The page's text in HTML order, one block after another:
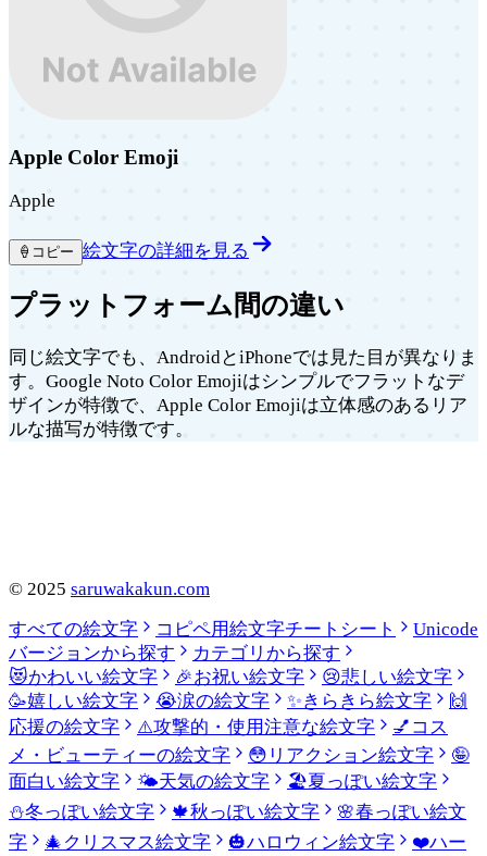
Apple Color Emoji
Apple
🍦 コピー 絵文字の詳細を見る
プラットフォーム間の違い
同じ絵文字でも、AndroidとiPhoneでは見た目が異なりま
す。Google Noto Color Emojiはシンプルでフラットなデ
ザインが特徴で、Apple Color Emojiは立体感のあるリア
ルな描写が特徴です。
© 2025 saruwakakun.com
すべての絵文字
コピペ用絵文字チートシート
Unicode
バージョンから探す
カテゴリから探す
😻かわいい絵文字 🎉お祝い絵文字 😢悲しい絵文字
🥳嬉しい絵文字 😭涙の絵文字 ✨きらきら絵文字
🙌
応援の絵文字
⚠️攻撃的・使用注意な絵文字 💅 コス
メ・ビューティーの絵文字
😳 リアクション絵文字
🤪
面白い絵文字
🌤️天気の絵文字 🏖️夏っぽい絵文字
⛄冬っぽい絵文字 🍁秋っぽい絵文字 🌸春っぽい絵文
字
🎄 クリスマス絵文字 🎃ハロウィン絵文字 ❤️ハー